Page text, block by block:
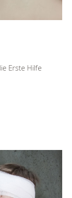
Erste Hilfe